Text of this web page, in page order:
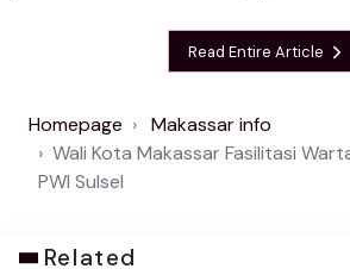
Read Entire Article
Homepage
Makassar info
Wali Kota Makassar Fasilitasi
PWI Sulsel
Related